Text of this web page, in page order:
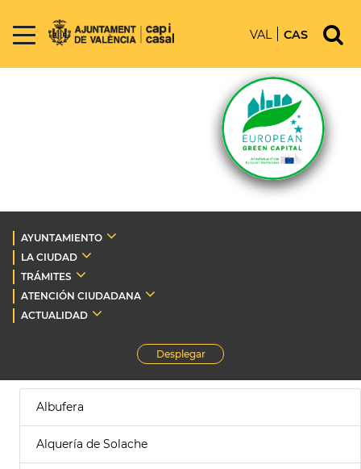
VAL CAS
AYUNTAMIENTO
LA CIUDAD
TRÁMITES
ATENCIÓN CIUDADANA
ACTUALIDAD
Desplegar
Albufera
Alquería de Solache